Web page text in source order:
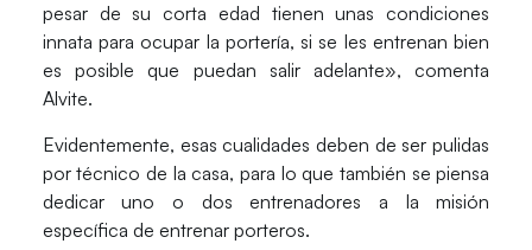
pesar de su corta edad tienen unas condiciones
innata para ocupar la portería, si se les entrenan bien
es posible que puedan salir adelante», comenta
Alvite.
Evidentemente, esas cualidades deben de ser pulidas
por técnico de la casa, para lo que también se piensa
dedicar uno o dos entrenadores a la misión
específica de entrenar porteros.